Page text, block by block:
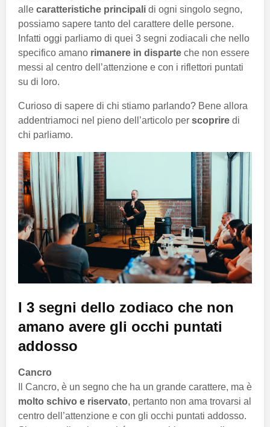
alle caratteristiche principali di ogni singolo segno,
possiamo sapere tanto del carattere delle persone.
Infatti oggi parliamo di quei 3 segni zodiacali che nello
specifico amano rimanere in disparte che non essere
messi al centro dell’attenzione e con i riflettori puntati
su di loro.
Curioso di sapere di chi stiamo parlando? Bene allora
addentriamoci nel pieno dell’articolo per scoprire di
chi parliamo.
I 3 segni dello zodiaco che non
amano avere gli occhi puntati
addosso
Cancro
Il Cancro, è un segno che ha un grande carattere, ma è
molto schivo e riservato, pertanto non ama trovarsi al
centro dell’attenzione e con gli occhi puntati addosso.